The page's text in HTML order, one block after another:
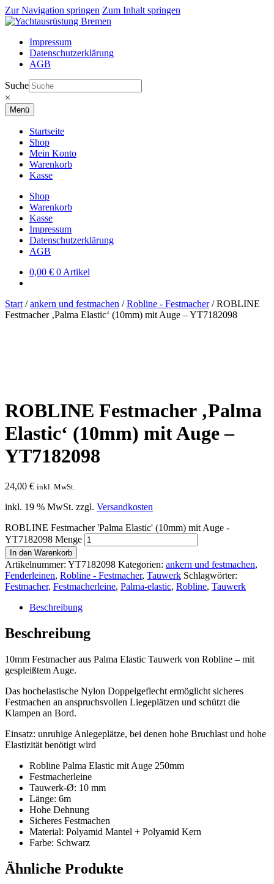
Zur Navigation springen Zum Inhalt springen
Impressum
Datenschutzerklärung
AGB
Suche
×
Menü
Startseite
Shop
Mein Konto
Warenkorb
Kasse
Shop
Warenkorb
Kasse
Impressum
Datenschutzerklärung
AGB
0,00 € 0 Artikel
Start /ankern und festmachen /Robline - Festmacher/ROBLINE
Festmacher ‚Palma Elastic‘ (10mm) mit Auge – YT7182098
ROBLINE Festmacher ‚Palma
Elastic‘ (10mm) mit Auge –
YT7182098
24,00 € inkl. MwSt.
inkl. 19 % MwSt. zzgl. Versandkosten
ROBLINE Festmacher 'Palma Elastic' (10mm) mit Auge -
YT7182098 Menge
In den Warenkorb
Artikelnummer: YT7182098 Kategorien: ankern und festmachen,
Fenderleinen, Robline - Festmacher, Tauwerk Schlagwörter:
Festmacher, Festmacherleine, Palma-elastic, Robline, Tauwerk
Beschreibung
Beschreibung
10mm Festmacher aus Palma Elastic Tauwerk von Robline – mit
gespleißtem Auge.
Das hochelastische Nylon Doppelgeflecht ermöglicht sicheres
Festmachen an anspruchsvollen Liegeplätzen und schützt die
Klampen an Bord.
Einsatz: unruhige Anlegeplätze, bei denen hohe Bruchlast und hohe
Elastizität benötigt wird
Robline Palma Elastic mit Auge 250mm
Festmacherleine
Tauwerk-Ø: 10 mm
Länge: 6m
Hohe Dehnung
Sicheres Festmachen
Material: Polyamid Mantel + Polyamid Kern
Farbe: Schwarz
Ähnliche Produkte